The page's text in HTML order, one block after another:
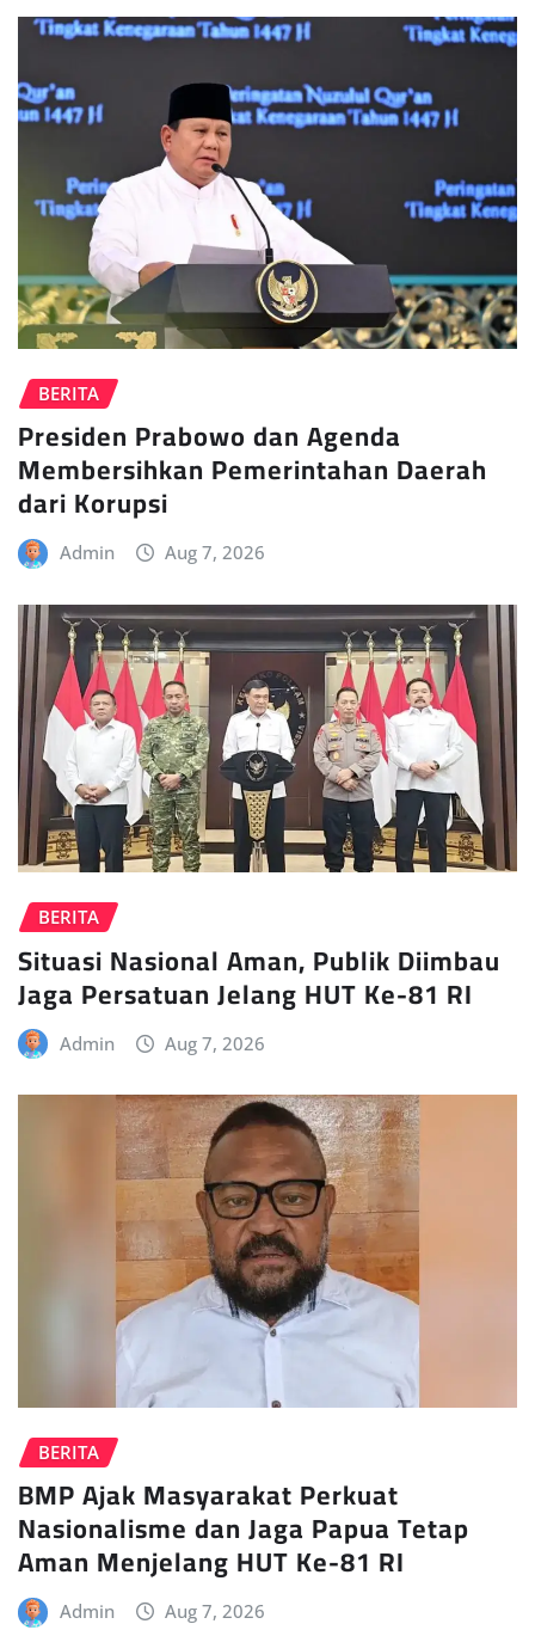
BERITA
Presiden Prabowo dan Agenda
Membersihkan Pemerintahan Daerah
dari Korupsi
Admin Aug 7, 2026
BERITA
Situasi Nasional Aman, Publik Diimbau
Jaga Persatuan Jelang HUT Ke-81 RI
Admin Aug 7, 2026
BERITA
BMP Ajak Masyarakat Perkuat
Nasionalisme dan Jaga Papua Tetap
Aman Menjelang HUT Ke-81 RI
Admin Aug 7, 2026